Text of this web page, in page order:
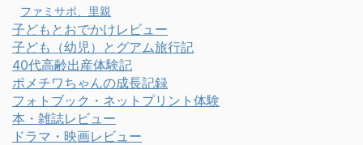
ファミサポ、里親
子どもとおでかけレビュー
子ども（幼児）とグアム旅行記
40代高齢出産体験記
ポメチワちゃんの成長記録
フォトブック・ネットプリント体験
本・雑誌レビュー
ドラマ・映画レビュー